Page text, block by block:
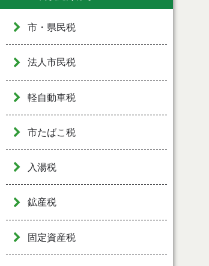
市・県民税
法人市民税
軽自動車税
市たばこ税
入湯税
鉱産税
固定資産税